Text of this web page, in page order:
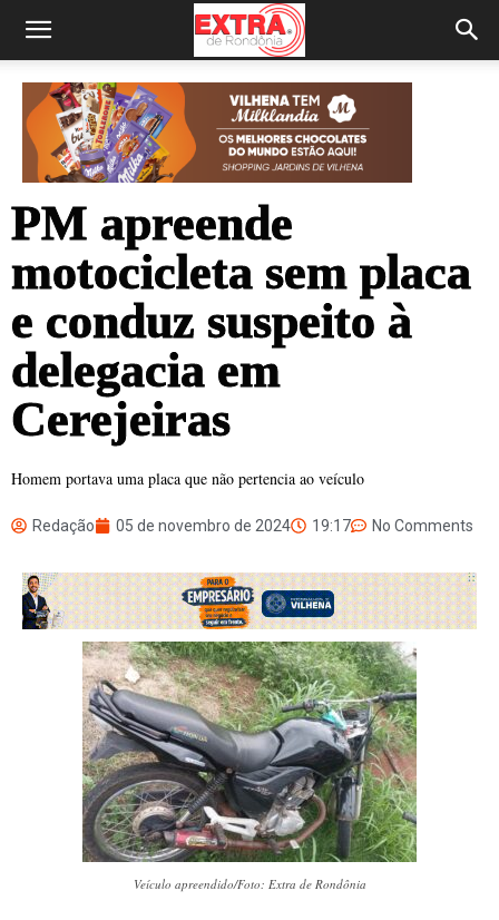
PM apreende
motocicleta sem placa
e conduz suspeito à
delegacia em
Cerejeiras
Homem portava uma placa que não pertencia ao veículo
Redação 05 de novembro de 2024 19:17 No Comments
Veículo apreendido/Foto: Extra de Rondônia